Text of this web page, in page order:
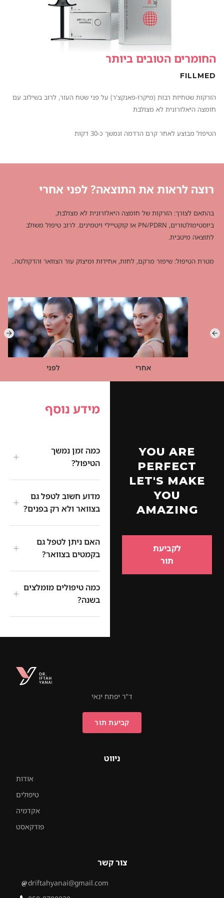
החומרים הטובים ביותר
FILLMED
הזרקות שטחיות רבות (מיקרו-פאנקצ'ר) על פני שטח העור, לרוב בשילוב עם
חומצה היאלורונית לא מצולבת
הטיפול מבוצע לאחר קרם הרדמה ונמשך כ-30 דקות
רוצה לראות את התוצאה? לפני אחרי
בהתאם לצורך: הזרקות של חומצה היאלורונית לא מצולבת,
ביוסטימולטורים, PN/PDRN או קוקטיילי ויטמינים. לרוב טיפול משולב
לתוצאה מיטבית.
מטרת הטיפול: שיפור מרקם, לחות, אחידות ומיצוק עור הצוואר והדקולטה..
לפני אחרי
מידע נוסף
כמה זמן נמשך
הטיפול?
+
מדוע חשוב לטפל גם
בצוואר ולא רק בפנים? +
האם ניתן לטפל גם
בקמטים בצוואר?
+
כמה טיפולים מומלצים
בשנה?
+
YOU ARE
PERFECT
LET'S MAKE
YOU
AMAZING
לקביעת
תור
ד"ר יפתח ינאי
קביעת תור
ניווט
אודות
טיפולים
אקדמיה
פודקאסט
צור קשר
driftahyanai@gmail.com